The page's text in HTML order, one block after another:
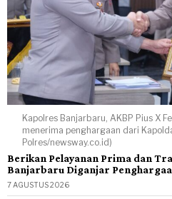
Kapolres Banjarbaru, AKBP Pius X
menerima penghargaan dari
Polres/newsway.co.id)
Berikan Pelayanan Prima dan
Banjarbaru Diganjar
7 AGUSTUS 2026